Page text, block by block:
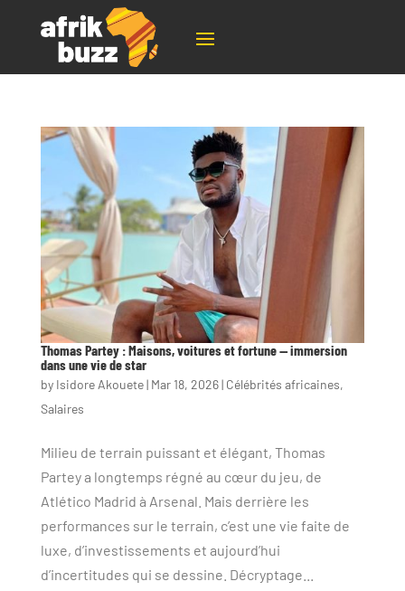
Thomas Partey : Maisons, voitures et fortune — immersion
dans une vie de star
by Isidore Akouete| Mar 18, 2026| Célébrités africaines,
Salaires
Milieu de terrain puissant et élégant, Thomas
Partey a longtemps régné au cœur du jeu, de
Atlético Madrid à Arsenal. Mais derrière les
performances sur le terrain, c’est une vie faite de
luxe, d’investissements et aujourd’hui
d’incertitudes qui se dessine. Décryptage...